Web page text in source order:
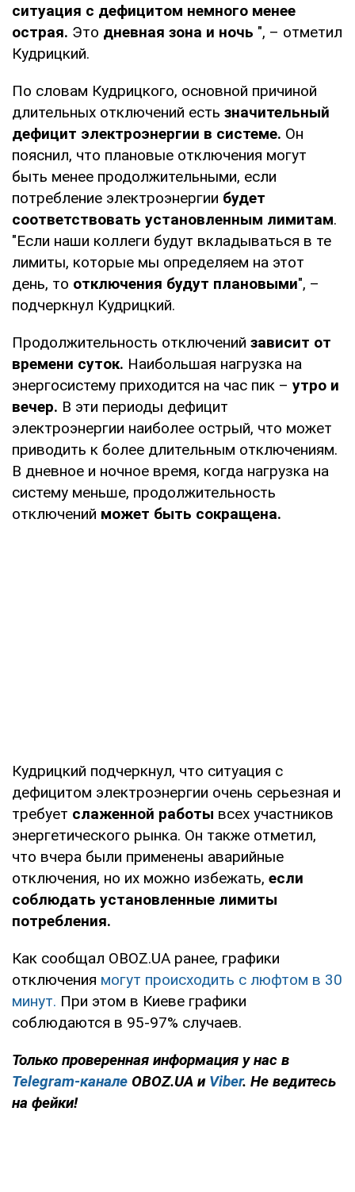
ситуация с дефицитом немного менее
острая. Это дневная зона и ночь ", – отметил
Кудрицкий.
По словам Кудрицкого, основной причиной
длительных отключений есть значительный
дефицит электроэнергии в системе. Он
пояснил, что плановые отключения могут
быть менее продолжительными, если
потребление электроэнергии будет
соответствовать установленным лимитам.
"Если наши коллеги будут вкладываться в те
лимиты, которые мы определяем на этот
день, то отключения будут плановыми", –
подчеркнул Кудрицкий.
Продолжительность отключений зависит от
времени суток. Наибольшая нагрузка на
энергосистему приходится на час пик – утро и
вечер. В эти периоды дефицит
электроэнергии наиболее острый, что может
приводить к более длительным отключениям.
В дневное и ночное время, когда нагрузка на
систему меньше, продолжительность
отключений может быть сокращена.
Кудрицкий подчеркнул, что ситуация с
дефицитом электроэнергии очень серьезная и
требует слаженной работы всех участников
энергетического рынка. Он также отметил,
что вчера были применены аварийные
отключения, но их можно избежать, если
соблюдать установленные лимиты
потребления.
Как сообщал OBOZ.UA ранее, графики
отключения могут происходить с люфтом в 30
минут. При этом в Киеве графики
соблюдаются в 95-97% случаев.
Только проверенная информация у нас в
Telegram-канале OBOZ.UA и Viber. Не ведитесь
на фейки!